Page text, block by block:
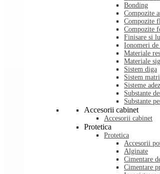
Bonding
Compozite
Compozite
Compozite
Finisare si
Ionomeri de
Materiale
Materiale
Sistem diga
Sistem
Sisteme
Substante
Substante
Accesorii cabinet
Accesorii cabinet
Protetica
Protetica
Accesorii
Alginate
Cimentare
Cimentare